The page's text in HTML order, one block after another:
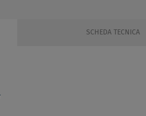
SCHEDA TECNICA